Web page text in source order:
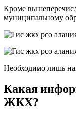
Кроме
муниципальному
Необходимо лишь
Какая
ЖКХ?